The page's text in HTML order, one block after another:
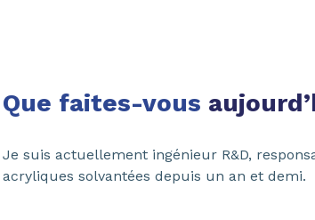
Que faites-vous
Je suis actuellement ingénieur R&D,
acryliques solvantées depuis un an et demi.